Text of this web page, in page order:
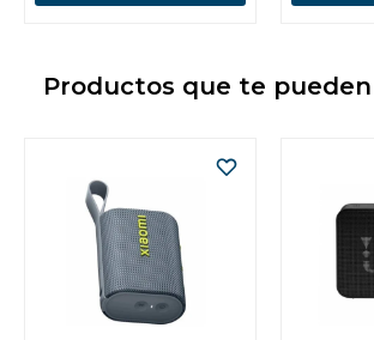
Productos que te